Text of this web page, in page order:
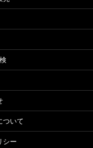
ついて
シー